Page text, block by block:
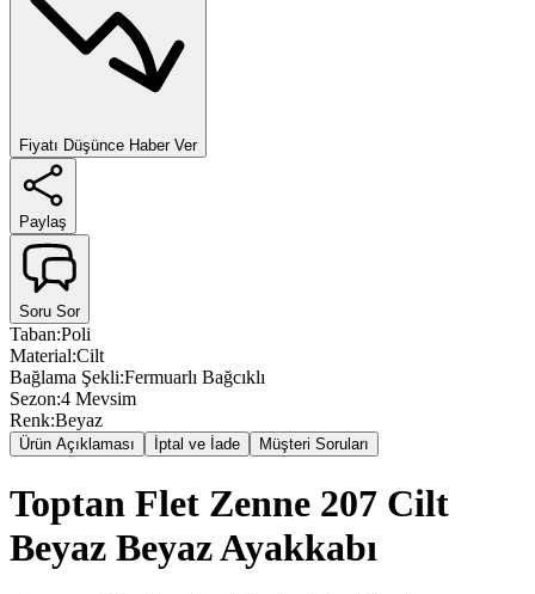
Fiyatı Düşünce Haber Ver
Paylaş
Soru Sor
Taban:Poli
Material:Cilt
Bağlama Şekli:Fermuarlı Bağcıklı
Sezon:4 Mevsim
Renk:Beyaz
Ürün Açıklaması İptal ve İade Müşteri Soruları
Toptan Flet Zenne 207 Cilt
Beyaz Beyaz Ayakkabı